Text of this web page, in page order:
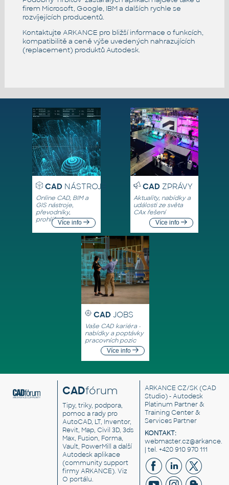
firem Microsoft, Google, IBM a dalších rychle se
rozvíjejících producentů.
Kontaktujte ARKANCE pro bližší informace o funkcích,
kompatibilitě a ceně výše uvedených nahrazujících
(replacement) produktů Autodesk.
CADNÁSTROJE
Online CAD, BIM a
GIS nástroje,
převodníky,
prohlížečeVíce info
CADZPRÁVY
Aktuality, nabídky a
události ze světa
CAx řešení
Více info
CAD JOBS
Vaše CAD kariéra -
nabídky a poptávky
pracovních pozic
Více info
CADfórum
Tipy, triky, podpora,
pomoc a rady pro
AutoCAD, LT, Inventor,
Revit, Map, Civil 3D, 3ds
Max, Fusion, Forma,
Vault, PowerMill a další
Autodesk aplikace
(community support
firmy ARKANCE). Viz
O portálu.
ARKANCE CZ/SK(CAD
Studio) - Autodesk
Platinum Partner &
Training Center &
Services Partner
KONTAKT:
| tel. +420 910 970 111